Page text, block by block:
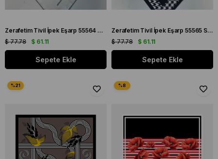
Zerafetim Tivil İpek Eşarp 55564 Beyaz Gri Çiçek Desen
$ 61.11
$ 77.78
Sepete Ekle
Zerafetim Tivil İpek Eşarp 55565 Siyah Pembe Kazayağı Desen
$ 61.11
$ 77.78
Sepete Ekle